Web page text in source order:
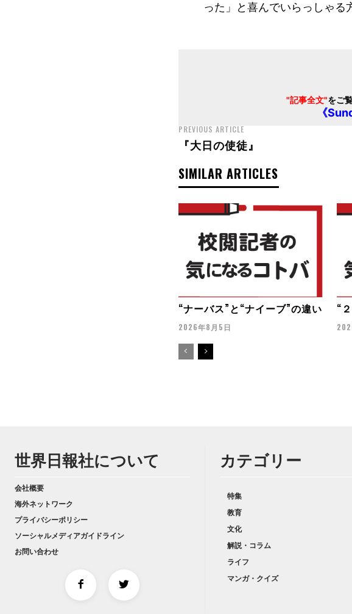
った」と喜んでいらっしゃる
"記事全文"をご
《
PREVIOUS ARTICLE
『大日の使徒』
SIMILAR ARTICLES
“ナーバス”と“ナイーブ”の違い
2026年8月5日
“
世界日報社について
会社概要
海外ネットワーク
プライバシーポリシー
ソーシャルメディアガイドライン
お問い合わせ
カテゴリー
特集
教育
文化
解説・コラム
ライフ
マンガ・クイズ